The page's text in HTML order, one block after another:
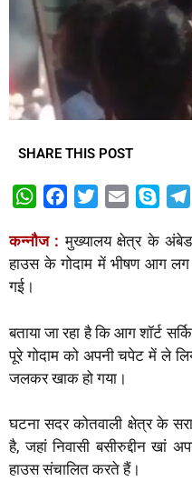
SHARE THIS POST
W
a
t
p
p
c
e
o
k
i
t
r
a
i
y
p
कन्नौज : मुख्यालय क्षेत्र के
हाउस के गोदाम में भीषण आग
गई।
बताया जा रहा है कि आग शॉर्ट
पूरे गोदाम को अपनी चपेट में ले
जलकर खाक हो गया।
घटना सदर कोतवाली क्षेत्र के
है, जहां निवासी बसीरुद्दीन
हाउस संचालित करते हैं।